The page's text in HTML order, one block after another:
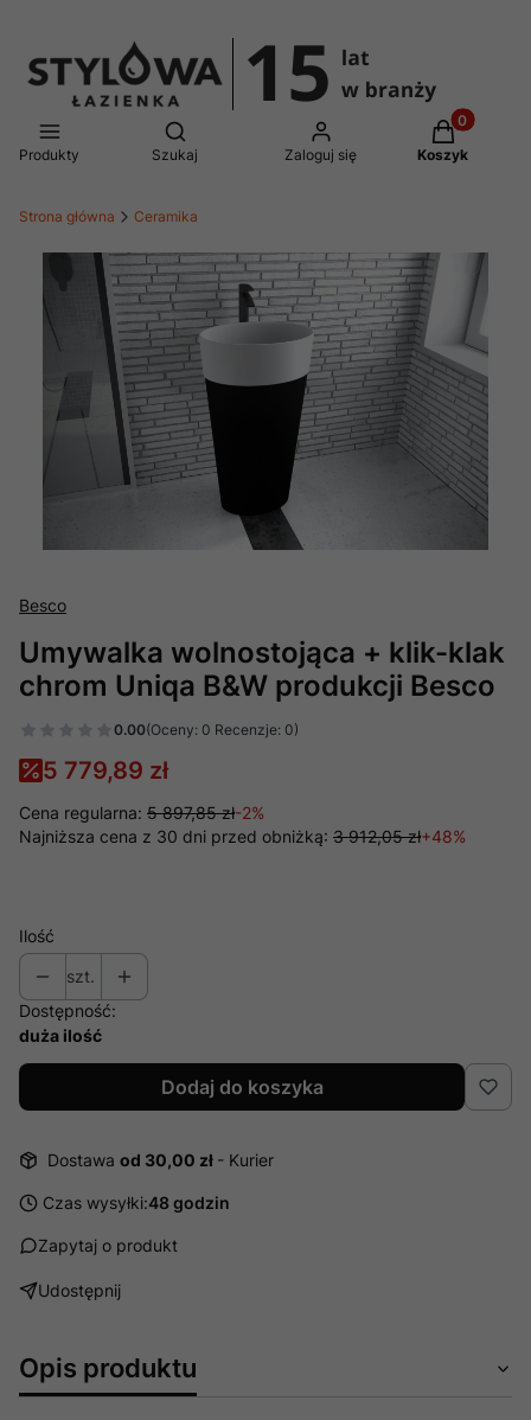
Produkty
Otwórz wyszukiwarkę
Szukaj Zaloguj się
Produkty
Koszyk
Strona główna Ceramika
Besco
Umywalka wolnostojąca + klik-klak
chrom Uniqa B&W produkcji Besco
0.00(Oceny: 0 Recenzje: 0)
5 779,89 zł
Cena regularna: 5 897,85 zł-2%
Najniższa cena z 30 dni przed obniżką: 3 912,05 zł+48%
Ilość
szt.
Dostępność:
duża ilość
Dodaj do koszyka
Dostawa od 30,00 zł - Kurier
Czas wysyłki:48 godzin
Zapytaj o produkt
Udostępnij
Opis produktu